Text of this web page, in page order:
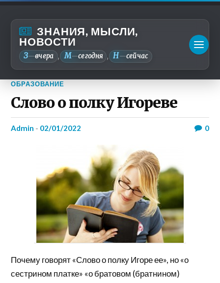
ЗНАНИЯ, МЫСЛИ,
НОВОСТИ
З—вчера , М—сегодня , Н—сейчас
ОБРАЗОВАНИЕ
Слово о полку Игореве
admin - 02/01/2022 0
Почему говорят «Слово о полку Игоре ее», но «о
сестрином платке» «о братовом (братнином)